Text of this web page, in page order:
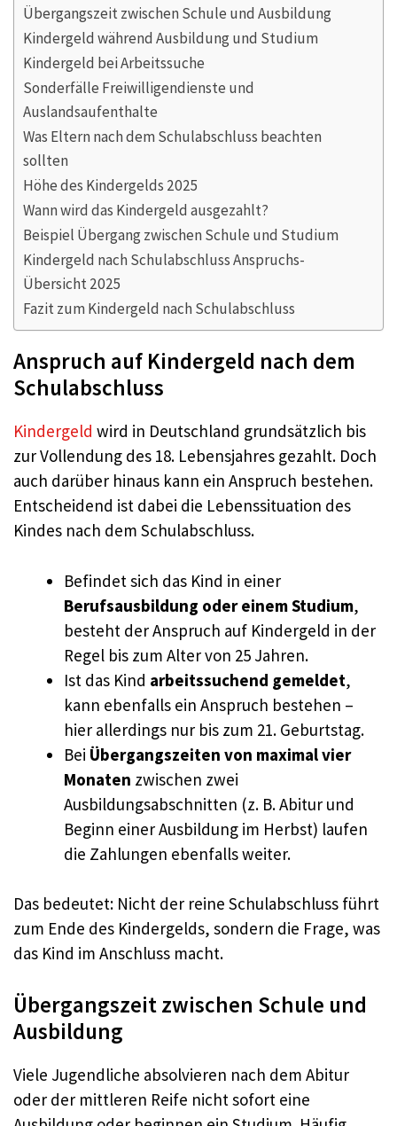
Übergangszeit zwischen Schule und Ausbildung
Kindergeld während Ausbildung und Studium
Kindergeld bei Arbeitssuche
Sonderfälle Freiwilligendienste und
Auslandsaufenthalte
Was Eltern nach dem Schulabschluss beachten
sollten
Höhe des Kindergelds 2025
Wann wird das Kindergeld ausgezahlt?
Beispiel Übergang zwischen Schule und Studium
Kindergeld nach Schulabschluss Anspruchs-
Übersicht 2025
Fazit zum Kindergeld nach Schulabschluss
Anspruch auf Kindergeld nach dem
Schulabschluss
Kindergeld wird in Deutschland grundsätzlich bis
zur Vollendung des 18. Lebensjahres gezahlt. Doch
auch darüber hinaus kann ein Anspruch bestehen.
Entscheidend ist dabei die Lebenssituation des
Kindes nach dem Schulabschluss.
Befindet sich das Kind in einer
Berufsausbildung oder einem Studium,
besteht der Anspruch auf Kindergeld in der
Regel bis zum Alter von 25 Jahren.
Ist das Kind arbeitssuchend gemeldet,
kann ebenfalls ein Anspruch bestehen –
hier allerdings nur bis zum 21. Geburtstag.
Bei Übergangszeiten von maximal vier
Monaten zwischen zwei
Ausbildungsabschnitten (z. B. Abitur und
Beginn einer Ausbildung im Herbst) laufen
die Zahlungen ebenfalls weiter.
Das bedeutet: Nicht der reine Schulabschluss führt
zum Ende des Kindergelds, sondern die Frage, was
das Kind im Anschluss macht.
Übergangszeit zwischen Schule und
Ausbildung
Viele Jugendliche absolvieren nach dem Abitur
oder der mittleren Reife nicht sofort eine